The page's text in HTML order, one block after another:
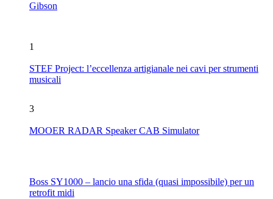
Gibson
1
STEF Project: l’eccellenza artigianale nei cavi per strumenti
musicali
3
MOOER RADAR Speaker CAB Simulator
Boss SY1000 – lancio una sfida (quasi impossibile) per un
retrofit midi